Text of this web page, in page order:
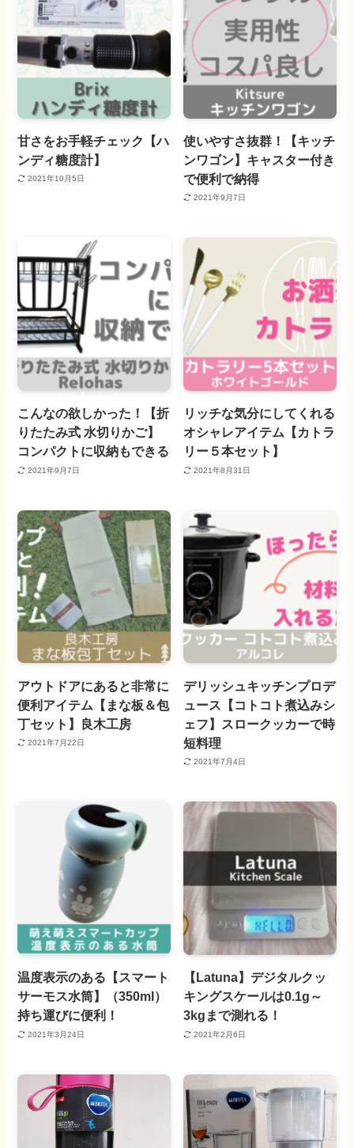
甘さをお手軽チェック【ハ
ンディ糖度計】
2021年10月5日
使いやすさ抜群！【キッチ
ンワゴン】キャスター付き
で便利で納得
2021年9月7日
こんなの欲しかった！【折
りたたみ式 水切りかご】
コンパクトに収納もできる
2021年9月7日
リッチな気分にしてくれる
オシャレアイテム【カトラ
リー５本セット】
2021年8月31日
アウトドアにあると非常に
便利アイテム【まな板＆包
丁セット】良木工房
2021年7月22日
デリッシュキッチンプロデ
ュース【コトコト煮込みシ
ェフ】スロークッカーで時
短料理
2021年7月4日
温度表示のある【スマート
サーモス水筒】（350ml）
持ち運びに便利！
2021年3月24日
【Latuna】デジタルクッ
キングスケールは0.1g～
3kgまで測れる！
2021年2月6日